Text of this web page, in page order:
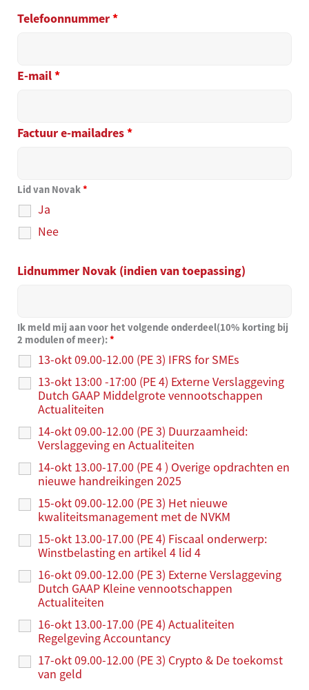
Telefoonnummer*
E-mail*
Factuur e-mailadres*
Lid van Novak*
Ja
Nee
Lidnummer Novak (indien van toepassing)
Ik meld mij aan voor het volgende onderdeel(10% korting bij
2 modulen of meer):*
13-okt 09.00-12.00 (PE 3) IFRS for SMEs
13-okt 13:00 -17:00 (PE 4) Externe Verslaggeving
Dutch GAAP Middelgrote vennootschappen
Actualiteiten
14-okt 09.00-12.00 (PE 3) Duurzaamheid:
Verslaggeving en Actualiteiten
14-okt 13.00-17.00 (PE 4 ) Overige opdrachten en
nieuwe handreikingen 2025
15-okt 09.00-12.00 (PE 3) Het nieuwe
kwaliteitsmanagement met de NVKM
15-okt 13.00-17.00 (PE 4) Fiscaal onderwerp:
Winstbelasting en artikel 4 lid 4
16-okt 09.00-12.00 (PE 3) Externe Verslaggeving
Dutch GAAP Kleine vennootschappen
Actualiteiten
16-okt 13.00-17.00 (PE 4) Actualiteiten
Regelgeving Accountancy
17-okt 09.00-12.00 (PE 3) Crypto & De toekomst
van geld